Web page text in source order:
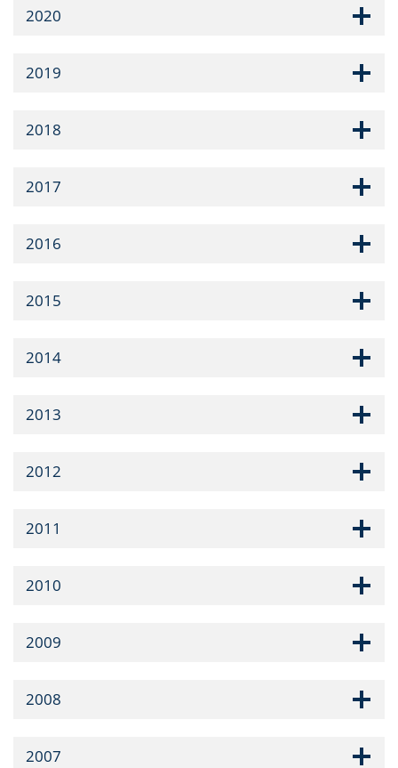
2020
2019
2018
2017
2016
2015
2014
2013
2012
2011
2010
2009
2008
2007